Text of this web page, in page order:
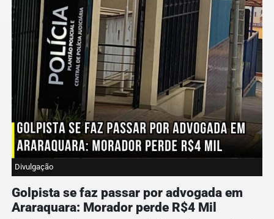
Divulgação
Golpista se faz passar por advogada em
Araraquara: Morador perde R$4 Mil